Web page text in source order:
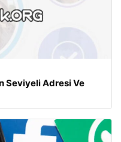
Seviyeli Adresi Ve